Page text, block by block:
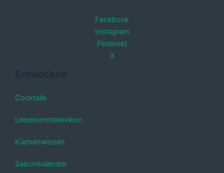
Facebook
Instagram
Pinterest
X
Cocktails
Lebensmittellexikon
Küchenwissen
Saisonkalender